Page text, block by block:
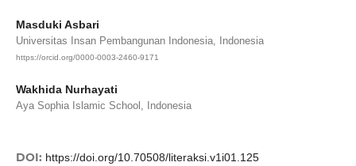
Masduki Asbari
Universitas Insan Pembangunan Indonesia, Indonesia
https://orcid.org/0000-0003-2460-9171
Wakhida Nurhayati
Aya Sophia Islamic School, Indonesia
DOI: https://doi.org/10.70508/literaksi.v1i01.125